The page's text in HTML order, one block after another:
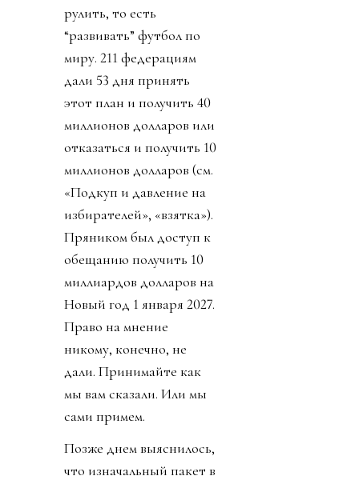
рулить, то есть
“развивать” футбол по
миру. 211 федерациям
дали 53 дня принять
этот план и получить 40
миллионов долларов или
отказаться и получить 10
миллионов долларов (см.
«Подкуп и давление на
избирателей», «взятка»).
Пряником был доступ к
обещанию получить 10
миллиардов долларов на
Новый год 1 января 2027.
Право на мнение
никому, конечно, не
дали. Принимайте как
мы вам сказали. Или мы
сами примем.
Позже днем выяснилось,
что изначальный пакет в